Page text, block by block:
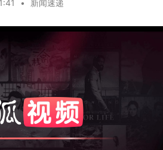
• 新闻速递
标准答案，重新定义秋日仪式感